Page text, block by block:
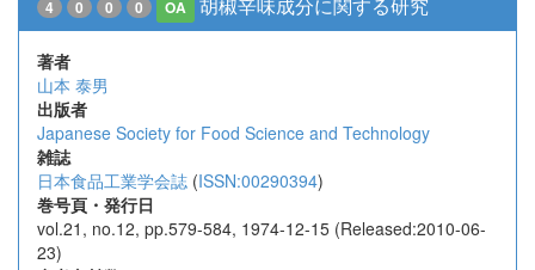
4 0 0 0 OA
著者
山本 泰男
出版者
Japanese Society for Food Science and Technology
雑誌
日本食品工業学会誌 (ISSN:00290394)
巻号頁・発行日
vol.21, no.12, pp.579-584, 1974-12-15 (Released:2010-06-
23)